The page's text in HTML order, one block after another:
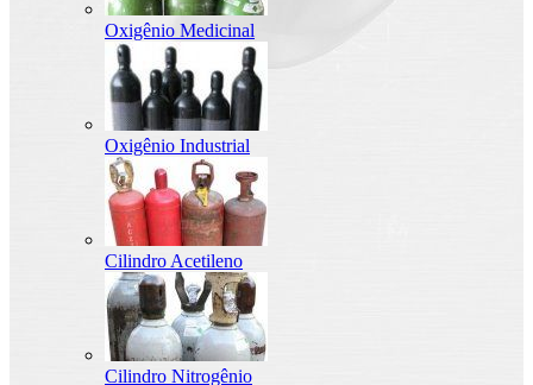
Oxigênio Medicinal
Oxigênio Industrial
Cilindro Acetileno
Cilindro Nitrogênio